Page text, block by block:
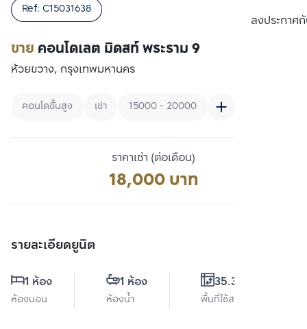
ลงประกาศกั
ขาย คอนโดเลต มิดสท์ พระราม 9
Ref: C15031638
ห้วยขวาง, กรุงเทพมหานคร
คอนโดชั้นสูง เช่า 15000 - 20000
ราคาเช่า (ต่อเดือน)
18,000 บาท
รายละเอียดยูนิต
1 ห้อง
ห้องนอน
1 ห้อง
ห้องน้ำ
35.33 ตร.ม.
พื้นที่ใช้สอย